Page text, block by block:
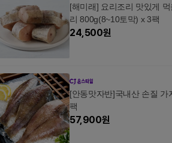
[해미래] 요리조리 맛있게
리 800g(8~10토막) x 3팩
24,500원
[안동맛자반]국내산 손질 가
팩
57,900원